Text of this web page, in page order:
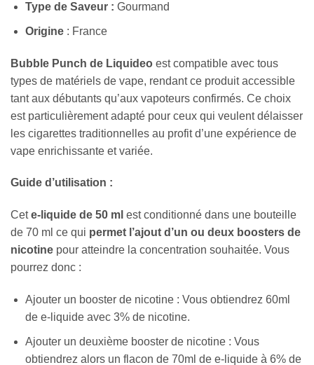
Type de Saveur : Gourmand
Origine: France
Bubble Punch de Liquideo est compatible avec tous
types de matériels de vape, rendant ce produit accessible
tant aux débutants qu’aux vapoteurs confirmés. Ce choix
est particulièrement adapté pour ceux qui veulent délaisser
les cigarettes traditionnelles au profit d’une expérience de
vape enrichissante et variée.
Guide d’utilisation :
Cete-liquide de 50 ml est conditionné dans une bouteille
de 70 ml ce qui permet l’ajout d’un ou deux boosters de
nicotine pour atteindre la concentration souhaitée. Vous
pourrez donc :
Ajouter un booster de nicotine : Vous obtiendrez 60ml
de e-liquide avec 3% de nicotine.
Ajouter un deuxième booster de nicotine : Vous
obtiendrez alors un flacon de 70ml de e-liquide à 6% de